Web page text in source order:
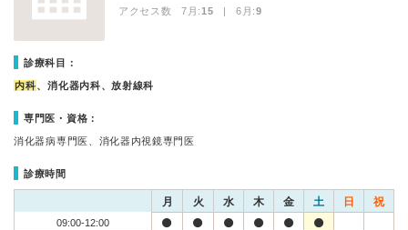
アクセス数 7月:15 | 6月:9
診療科目：
内科、消化器内科、放射線科
専門医・資格：
消化器病専門医、消化器内視鏡専門医
診療時間
月 火 水 木 金 土 日 祝
09:00-12:00